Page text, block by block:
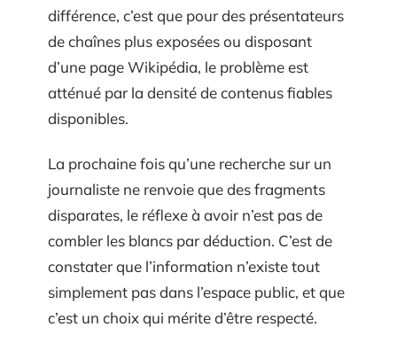
différence, c’est que pour des présentateurs
de chaînes plus exposées ou disposant
d’une page Wikipédia, le problème est
atténué par la densité de contenus fiables
disponibles.
La prochaine fois qu’une recherche sur un
journaliste ne renvoie que des fragments
disparates, le réflexe à avoir n’est pas de
combler les blancs par déduction. C’est de
constater que l’information n’existe tout
simplement pas dans l’espace public, et que
c’est un choix qui mérite d’être respecté.